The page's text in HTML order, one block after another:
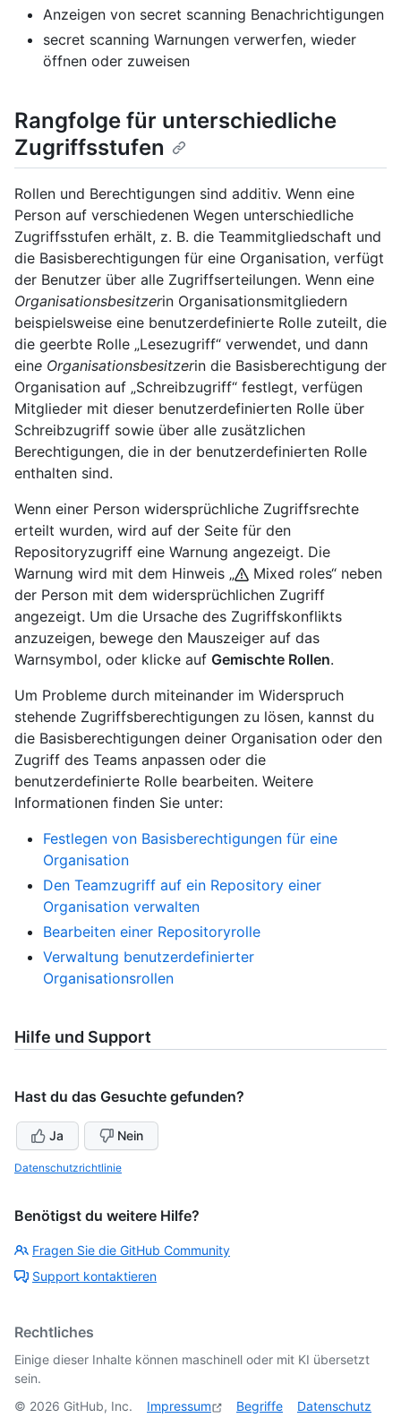
Anzeigen von secret scanning Benachrichtigungen
secret scanning Warnungen verwerfen, wieder
öffnen oder zuweisen
Rangfolge für unterschiedliche
Zugriffsstufen
Rollen und Berechtigungen sind additiv. Wenn eine
Person auf verschiedenen Wegen unterschiedliche
Zugriffsstufen erhält, z. B. die Teammitgliedschaft und
die Basisberechtigungen für eine Organisation, verfügt
der Benutzer über alle Zugriffserteilungen. Wenn eine
Organisationsbesitzerin Organisationsmitgliedern
beispielsweise eine benutzerdefinierte Rolle zuteilt, die
die geerbte Rolle „Lesezugriff“ verwendet, und dann
eine Organisationsbesitzerin die Basisberechtigung der
Organisation auf „Schreibzugriff“ festlegt, verfügen
Mitglieder mit dieser benutzerdefinierten Rolle über
Schreibzugriff sowie über alle zusätzlichen
Berechtigungen, die in der benutzerdefinierten Rolle
enthalten sind.
Wenn einer Person widersprüchliche Zugriffsrechte
erteilt wurden, wird auf der Seite für den
Repositoryzugriff eine Warnung angezeigt. Die
Warnung wird mit dem Hinweis „
Mixed roles“ neben
der Person mit dem widersprüchlichen Zugriff
angezeigt. Um die Ursache des Zugriffskonflikts
anzuzeigen, bewege den Mauszeiger auf das
Warnsymbol, oder klicke auf Gemischte Rollen.
Um Probleme durch miteinander im Widerspruch
stehende Zugriffsberechtigungen zu lösen, kannst du
die Basisberechtigungen deiner Organisation oder den
Zugriff des Teams anpassen oder die
benutzerdefinierte Rolle bearbeiten. Weitere
Informationen finden Sie unter:
Festlegen von Basisberechtigungen für eine
Organisation
Den Teamzugriff auf ein Repository einer
Organisation verwalten
Bearbeiten einer Repositoryrolle
Verwaltung benutzerdefinierter
Organisationsrollen
Hilfe und Support
Hast du das Gesuchte gefunden?
Ja Nein
Datenschutzrichtlinie
Benötigst du weitere Hilfe?
Fragen Sie die GitHub Community
Support kontaktieren
Rechtliches
Einige dieser Inhalte können maschinell oder mit KI übersetzt
sein.
© 2026 GitHub, Inc. Impressum Begriffe
Datenschutz